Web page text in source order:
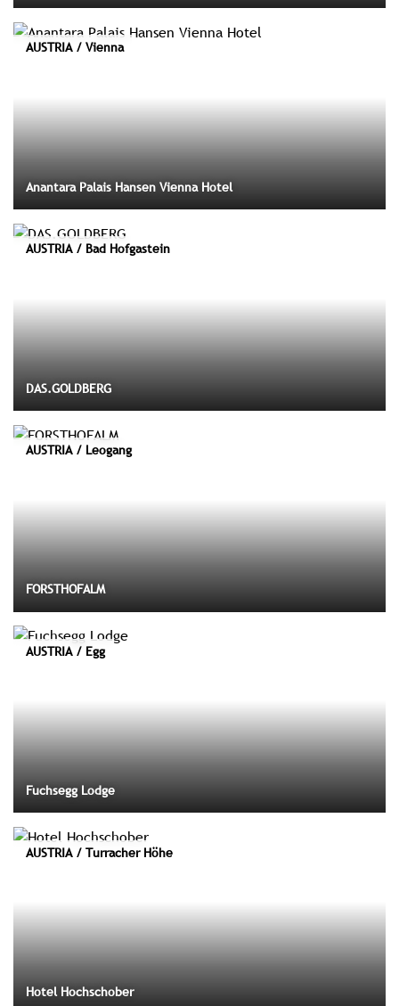
AUSTRIA / Vienna
Anantara Palais Hansen Vienna Hotel
AUSTRIA / Bad Hofgastein
DAS.GOLDBERG
AUSTRIA / Leogang
FORSTHOFALM
AUSTRIA / Egg
Fuchsegg Lodge
AUSTRIA / Turracher Höhe
Hotel Hochschober